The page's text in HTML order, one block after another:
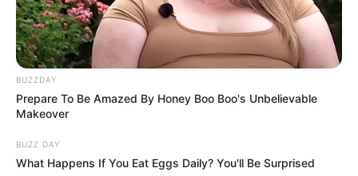
BUZZDAY
Prepare To Be Amazed By Honey Boo Boo's Unbelievable
Makeover
BUZZ DAY
What Happens If You Eat Eggs Daily? You'll Be Surprised